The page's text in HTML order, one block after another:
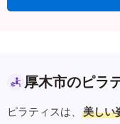
厚木市のピラ
ピラティスは、 美しい